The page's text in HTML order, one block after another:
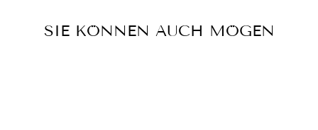
SIE KÖNNEN AUCH MÖGEN